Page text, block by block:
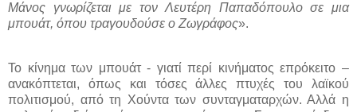
Μάνος γνωρίζεται με τον Λευτέρη Παπαδόπουλο σε μια
μπουάτ, όπου τραγουδούσε ο Ζωγράφος».
Το κίνημα των μπουάτ - γιατί περί κινήματος επρόκειτο –
ανακόπτεται, όπως και τόσες άλλες πτυχές του λαϊκού
πολιτισμού, από τη Χούντα των συνταγματαρχών. Αλλά η